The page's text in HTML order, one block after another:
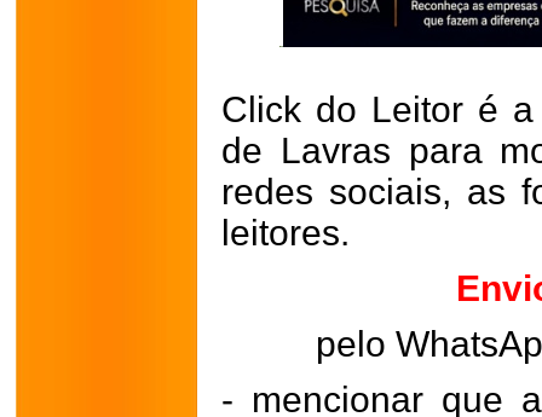
Click do Leitor é
de Lavras para
redes sociais, as
leitores.
pelo
- mencionar que